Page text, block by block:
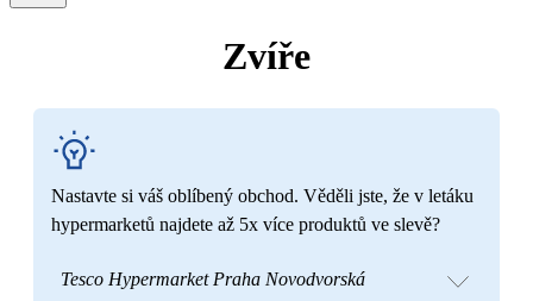
Zvíře
Nastavte si váš oblíbený obchod. Věděli jste, že v letáku
hypermarketů najdete až 5x více produktů ve slevě?
Tesco Hypermarket Praha Novodvorská